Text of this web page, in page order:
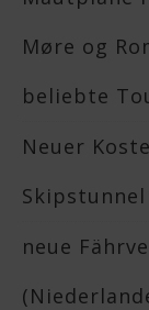
Møre og
beliebte
Neuer
neue